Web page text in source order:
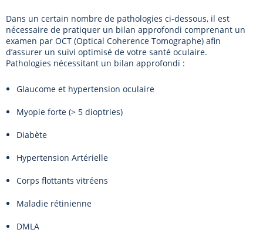
Dans un certain nombre de pathologies ci-dessous, il est
nécessaire de pratiquer un bilan approfondi comprenant un
examen par OCT (Optical Coherence Tomographe) afin
d’assurer un suivi optimisé de votre santé oculaire.
Pathologies nécessitant un bilan approfondi :
Glaucome et hypertension oculaire
Myopie forte (> 5 dioptries)
Diabète
Hypertension Artérielle
Corps flottants vitréens
Maladie rétinienne
DMLA